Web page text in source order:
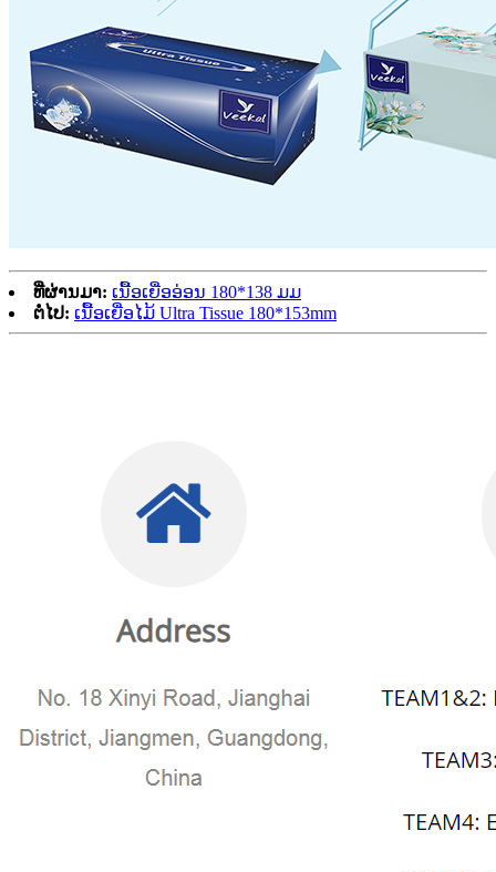
ທີ່ຜ່ານມາ: ເນື້ອເຍື່ອອ່ອນ 180*138 ມມ
ຕໍ່ໄປ: ເນື້ອເຍື່ອໄມ້ Ultra Tissue 180*153mm